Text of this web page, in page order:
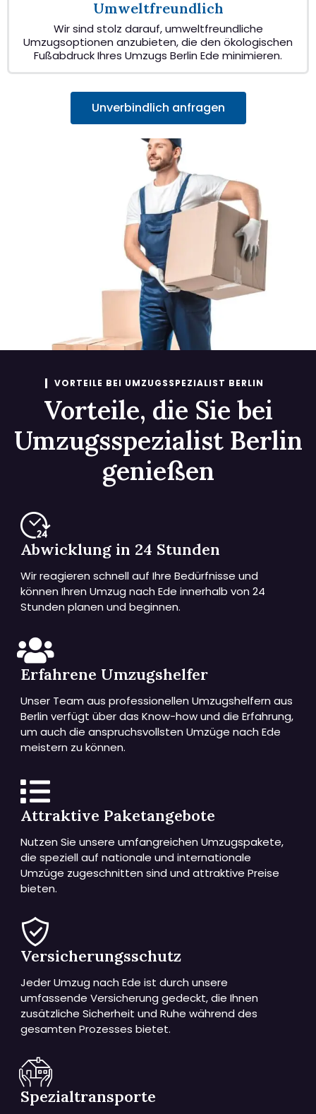
Umweltfreundlich
Wir sind stolz darauf, umweltfreundliche
Umzugsoptionen anzubieten, die den ökologischen
Fußabdruck Ihres Umzugs Berlin Ede minimieren.
Unverbindlich anfragen
VORTEILE BEI UMZUGSSPEZIALIST BERLIN
Vorteile, die Sie bei
Umzugsspezialist Berlin
genießen
Abwicklung in 24 Stunden
Wir reagieren schnell auf Ihre Bedürfnisse und
können Ihren Umzug nach Ede innerhalb von 24
Stunden planen und beginnen.
Erfahrene Umzugshelfer
Unser Team aus professionellen Umzugshelfern aus
Berlin verfügt über das Know-how und die Erfahrung,
um auch die anspruchsvollsten Umzüge nach Ede
meistern zu können.
Attraktive Paketangebote
Nutzen Sie unsere umfangreichen Umzugspakete,
die speziell auf nationale und internationale
Umzüge zugeschnitten sind und attraktive Preise
bieten.
Versicherungsschutz
Jeder Umzug nach Ede ist durch unsere
umfassende Versicherung gedeckt, die Ihnen
zusätzliche Sicherheit und Ruhe während des
gesamten Prozesses bietet.
Spezialtransporte